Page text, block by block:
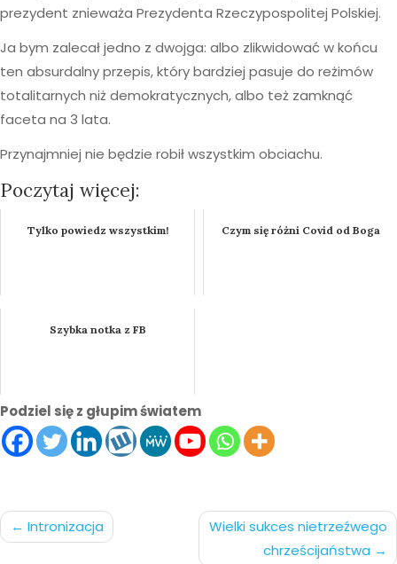
prezydent znieważa Prezydenta Rzeczypospolitej Polskiej.
Ja bym zalecał jedno z dwojga: albo zlikwidować w końcu
ten absurdalny przepis, który bardziej pasuje do reżimów
totalitarnych niż demokratycznych, albo też zamknąć
faceta na 3 lata.
Przynajmniej nie będzie robił wszystkim obciachu.
Poczytaj więcej:
Tylko powiedz wszystkim! Czym się różni Covid od Boga
Szybka notka z FB
Podziel się z głupim światem
Nawigacja
Intronizacja
Wielki sukces nietrzeźwego
chrześcijaństwa